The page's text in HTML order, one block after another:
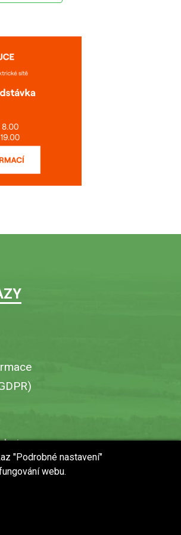
"Podrobné nastavení"
webu.